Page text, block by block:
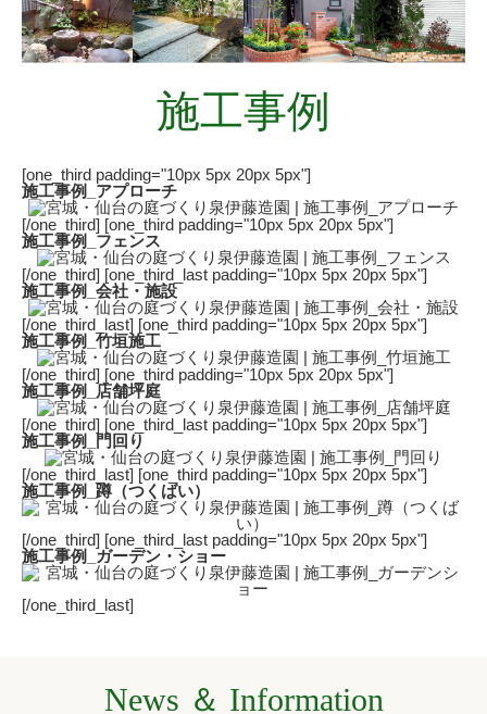
施工事例
[one_third padding="10px 5px 20px 5px"]
施工事例_アプローチ
[/one_third] [one_third padding="10px 5px 20px 5px"]
施工事例_フェンス
[/one_third] [one_third_last padding="10px 5px 20px 5px"]
施工事例_会社・施設
[/one_third_last] [one_third padding="10px 5px 20px 5px"]
施工事例_竹垣施工
[/one_third] [one_third padding="10px 5px 20px 5px"]
施工事例_店舗坪庭
[/one_third] [one_third_last padding="10px 5px 20px 5px"]
施工事例_門回り
[/one_third_last] [one_third padding="10px 5px 20px 5px"]
施工事例_蹲（つくばい）
[/one_third] [one_third_last padding="10px 5px 20px 5px"]
施工事例_ガーデン・ショー
[/one_third_last]
News ＆ Information